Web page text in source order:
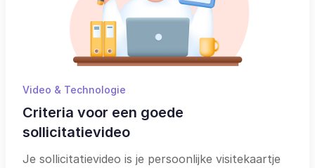
Video & Technologie
Criteria voor een goede
sollicitatievideo
Je sollicitatievideo is je persoonlijke visitekaartje